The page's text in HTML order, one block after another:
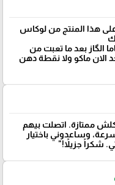
هذا المنتج من لوكاس
الگاز بعد ما تعبت من
الان ماكو ولا نقطة دهن
كلش ممتازة. اتصلت بيهم
وساعدوني باختيار
شكراً جزيلاً!"